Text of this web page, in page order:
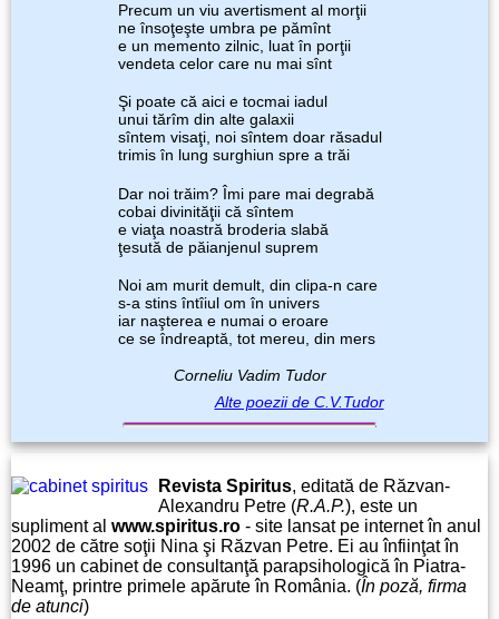
Precum un viu avertisment al morţii
ne însoţeşte umbra pe pămînt
e un memento zilnic, luat în porţii
vendeta celor care nu mai sînt
Şi poate că aici e tocmai iadul
unui tărîm din alte galaxii
sîntem visaţi, noi sîntem doar răsadul
trimis în lung surghiun spre a trăi
Dar noi trăim? Îmi pare mai degrabă
cobai divinităţii că sîntem
e viaţa noastră broderia slabă
ţesută de păianjenul suprem
Noi am murit demult, din clipa-n care
s-a stins întîiul om în univers
iar naşterea e numai o eroare
ce se îndreaptă, tot mereu, din mers
Corneliu Vadim Tudor
Alte poezii de C.V.Tudor
Revista Spiritus, editată de Răzvan-
Alexandru Petre (R.A.P.), este un
supliment al www.spiritus.ro - site lansat pe internet în anul
2002 de către soţii Nina şi Răzvan Petre. Ei au înfiinţat în
1996 un cabinet de consultanţă parapsihologică în Piatra-
Neamţ, printre primele apărute în România. (În poză, firma
de atunci)